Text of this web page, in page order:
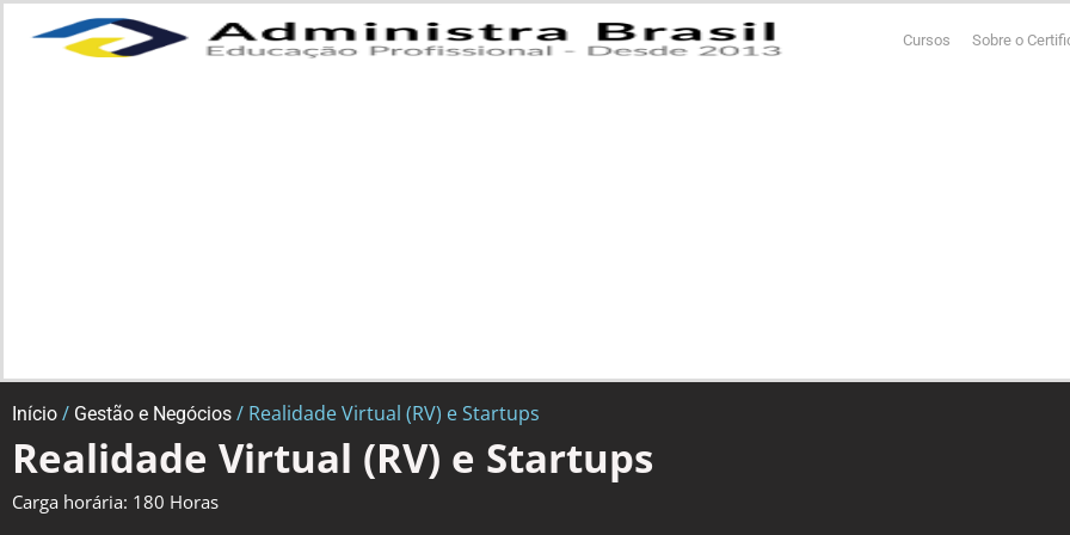
Cursos Sobre o
Início / Gestão e Negócios / Realidade Virtual (RV) e Startups
Realidade Virtual (RV) e Startups
Carga horária: 180 Horas